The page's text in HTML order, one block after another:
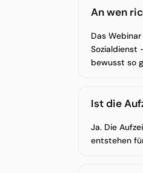
An wen
Das
Sozialdienst
bewusst so
Ist die
Ja. Die
entstehen